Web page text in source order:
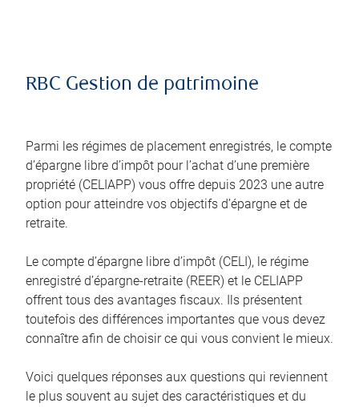
RBC Gestion de patrimoine
Parmi les régimes de placement enregistrés, le compte
d’épargne libre d’impôt pour l’achat d’une première
propriété (CELIAPP) vous offre depuis 2023 une autre
option pour atteindre vos objectifs d’épargne et de
retraite.
Le compte d’épargne libre d’impôt (CELI), le régime
enregistré d’épargne-retraite (REER) et le CELIAPP
offrent tous des avantages fiscaux. Ils présentent
toutefois des différences importantes que vous devez
connaître afin de choisir ce qui vous convient le mieux.
Voici quelques réponses aux questions qui reviennent
le plus souvent au sujet des caractéristiques et du